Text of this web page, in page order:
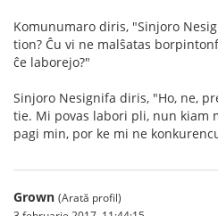
Komunumaro diris, "Sinjoro
tion? Ĉu vi ne malŝatas
ĉe laborejo?"
Sinjoro Nesignifa diris, "Ho, ne,
tie. Mi povas labori pli, nun kiam
pagi min, por ke mi ne
Grown (Arată profil)